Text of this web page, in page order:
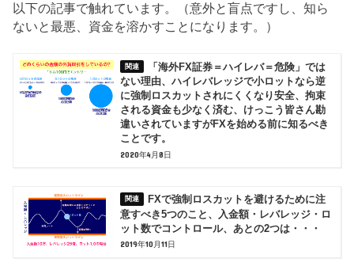
以下の記事で触れています。（意外と盲点ですし、知ら
ないと最悪、資金を溶かすことになります。）
「海外FX証券＝ハイレバ＝危険」では
ない理由、ハイレバレッジで小ロットなら逆
に強制ロスカットされにくくなり安全、拘束
される資金も少なく済む、けっこう皆さん勘
違いされていますがFXを始める前に知るべき
ことです。
2020年4月8日
FXで強制ロスカットを避けるために注
意すべき5つのこと、入金額・レバレッジ・ロ
ット数でコントロール、あとの2つは・・・
2019年10月11日